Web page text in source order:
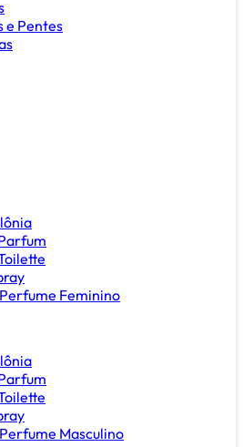
e Pentes
Feminino
Masculino